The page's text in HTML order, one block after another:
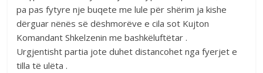
pa pas fytyre nje buqete me lule për shërim ja kishe
dërguar nënës së dëshmorëve e cila sot Kujton
Komandant Shkelzenin me bashkëluftëtar .
Urgjentisht partia jote duhet distancohet nga fyerjet e
tilla të ulëta .